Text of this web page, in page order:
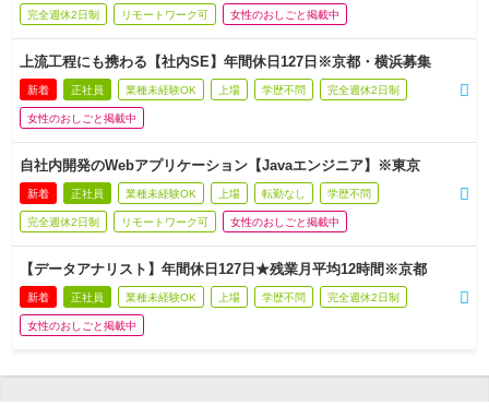
完全週休2日制 リモートワーク可 女性のおしごと掲載中
上流工程にも携わる【社内SE】年間休日127日※京都・横浜募集
新着 正社員 業種未経験OK 上場 学歴不問 完全週休2日制
女性のおしごと掲載中
自社内開発のWebアプリケーション【Javaエンジニア】※東京
新着 正社員 業種未経験OK 上場 転勤なし 学歴不問
完全週休2日制 リモートワーク可 女性のおしごと掲載中
【データアナリスト】年間休日127日★残業月平均12時間※京都
新着 正社員 業種未経験OK 上場 学歴不問 完全週休2日制
女性のおしごと掲載中